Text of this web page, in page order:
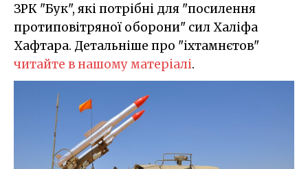
ЗРК "Бук", які потрібні для "посилення
протиповітряної оборони" сил Халіфа
Хафтара. Детальніше про "іхтамнєтов"
читайте в нашому матеріалі.